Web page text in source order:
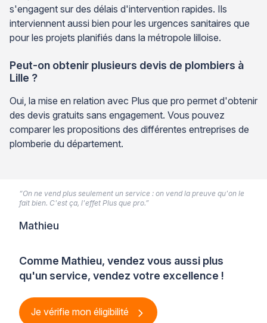
s'engagent sur des délais d'intervention rapides. Ils
interviennent aussi bien pour les urgences sanitaires que
pour les projets planifiés dans la métropole lilloise.
Peut-on obtenir plusieurs devis de plombiers à
Lille ?
Oui, la mise en relation avec Plus que pro permet d'obtenir
des devis gratuits sans engagement. Vous pouvez
comparer les propositions des différentes entreprises de
plomberie du département.
Comme Mathieu, vendez vous aussi plus
qu'un service, vendez votre excellence !
Je vérifie mon éligibilité
“On ne vend plus seulement un service : on vend la preuve qu'on le
fait bien. C'est ça, l'effet Plus que pro.”
Mathieu